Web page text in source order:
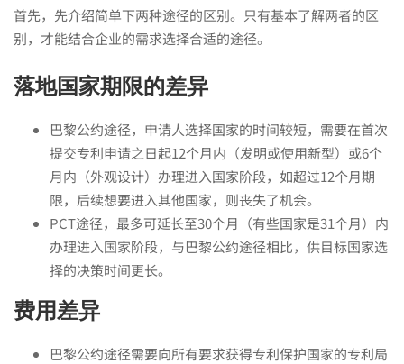
约
途
径
和
PCT
途
首先，先介绍简单下两种途径的区别。只有基本了解两者的区
别，才能结合企业的需求选择合适的途径。
落地国家期限的差异
巴黎公约途径，申请人选择国家的时间较短，需要在首次
提交专利申请之日起12个月内（发明或使用新型）或6个
月内（外观设计）办理进入国家阶段，如超过12个月期
限，后续想要进入其他国家，则丧失了机会。
PCT途径，最多可延长至30个月（有些国家是31个月）内
办理进入国家阶段，与巴黎公约途径相比，供目标国家选
择的决策时间更长。
费用差异
巴黎公约途径需要向所有要求获得专利保护国家的专利局